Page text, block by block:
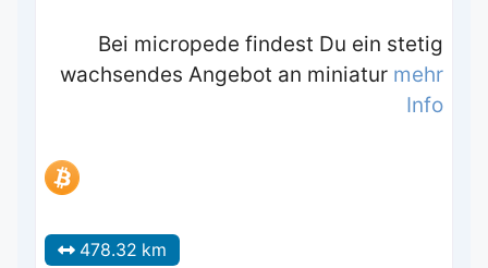
Bei micropede findest Du ein stetig
wachsendes Angebot an miniatur mehr
Info
478.32 km